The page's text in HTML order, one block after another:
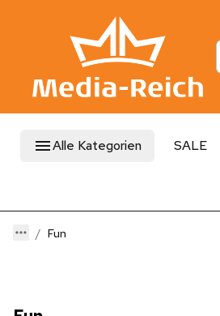
Alle Kategorien SALE
Fun